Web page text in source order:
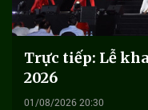
Trực tiếp: Lễ
2026
01/08/2026 20:30